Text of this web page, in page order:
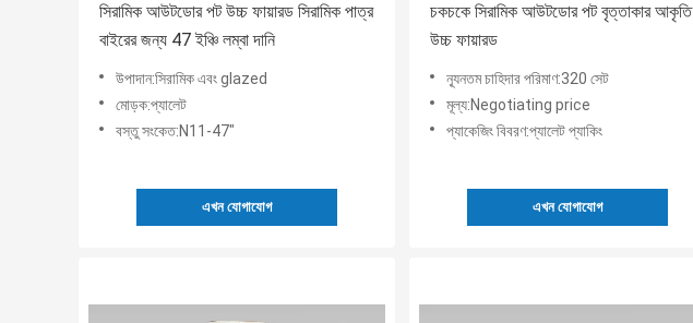
সিরামিক আউটডোর পট উচ্চ ফায়ারড সিরামিক পাত্র
বাইরের জন্য 47 ইঞ্চি লম্বা দানি
উপাদান:সিরামিক এবং glazed
মোড়ক:প্যালেট
বস্তু সংকেত:N11-47"
এখন যোগাযোগ
চকচকে সিরামিক আউটডোর পট বৃত্তাকার আকৃতি
উচ্চ ফায়ারড
ন্যূনতম চাহিদার পরিমাণ:320 সেট
মূল্য:Negotiating price
প্যাকেজিং বিবরণ:প্যালেট প্যাকিং
এখন যোগাযোগ